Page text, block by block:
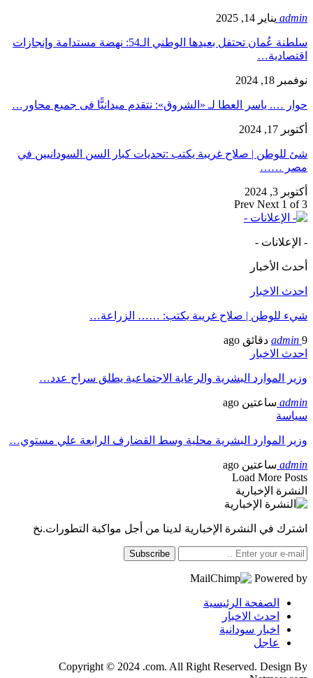
admin يناير 14, 2025
سلطنة عُمان تحتفل بعيدها الوطني الـ54: نهضة مستدامة وإنجازات
اقتصادية…
نوفمبر 18, 2024
حوار …. ياسر العطا لـ «الشروق»: نتقدم ميدانيًّا فى جميع محاور…
أكتوبر 17, 2024
شئ للوطن | صلاح غريبة يكتب :تحديات كبار السن السودانيين في
مصر ……
أكتوبر 3, 2024
Prev Next 1 of 3
- الإعلانات -
أحدث الأخبار
احدث الاخبار
شيء للوطن | صلاح غريبة يكتب: …… الزراعة…
admin 9 دقائق ago
احدث الاخبار
وزير الموارد البشرية والرعاية الاجتماعية يطلق سراح عدد…
admin ساعتين ago
سياسة
وزير الموارد البشرية محلية وسط القضارف الرابعة علي مستوي…
admin ساعتين ago
Load More Posts
النشرة الإخبارية
اشترك في النشرة الإخبارية لدينا من أجل مواكبة التطورات.نخ
Subscribe
Powered by
الصفحة الرئيسية
احدث الاخبار
اخبار سودانية
عاجل
Copyright © 2024 .com. All Right Reserved. Design By